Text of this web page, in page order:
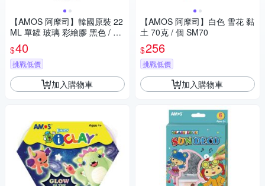
【AMOS 阿摩司】韓國原裝 22
ML 單罐 玻璃 彩繪膠 黑色 / 瓶
GD22-BLACK
$40
挑戰低價
加入購物車
【AMOS 阿摩司】白色 雪花 黏
土 70克 / 個 SM70
$256
挑戰低價
加入購物車